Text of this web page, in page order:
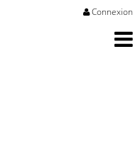
Connexion